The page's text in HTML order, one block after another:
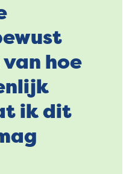
hoe
ik dit